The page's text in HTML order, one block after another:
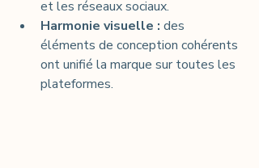
et les réseaux sociaux.
Harmonie visuelle : des
éléments de conception cohérents
ont unifié la marque sur toutes les
plateformes.